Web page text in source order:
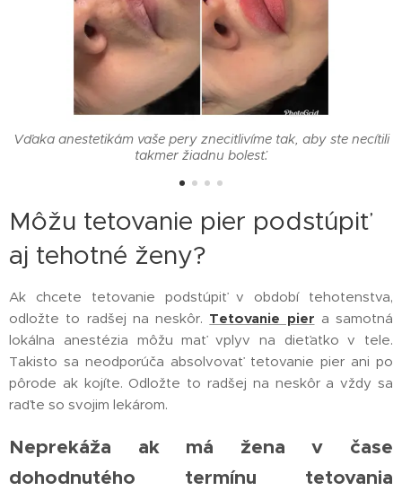
Vďaka anestetikám vaše pery znecitlivíme tak, aby ste necítili
takmer žiadnu bolesť.
Môžu tetovanie pier podstúpiť
aj tehotné ženy?
Ak chcete tetovanie podstúpiť v období tehotenstva,
odložte to radšej na neskôr. Tetovanie pier a samotná
lokálna anestézia môžu mať vplyv na dieťatko v tele.
Takisto sa neodporúča absolvovať tetovanie pier ani po
pôrode ak kojíte. Odložte to radšej na neskôr a vždy sa
raďte so svojim lekárom.
Neprekáža ak má žena v čase
dohodnutého termínu tetovania